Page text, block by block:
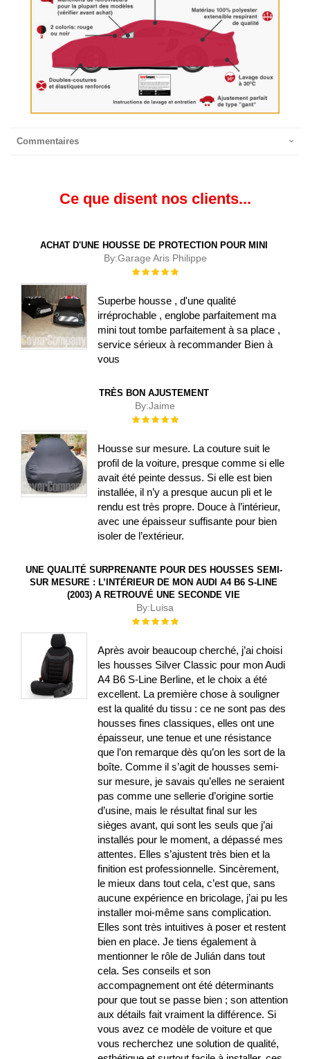
Commentaires
Ce que disent nos clients...
ACHAT D'UNE HOUSSE DE PROTECTION POUR MINI
By:Garage Aris Philippe
Évaluation :
Superbe housse , d'une qualité
irréprochable , englobe parfaitement ma
mini tout tombe parfaitement à sa place ,
service sérieux à recommander Bien à
vous
TRÈS BON AJUSTEMENT
By:Jaime
Évaluation :
Housse sur mesure. La couture suit le
profil de la voiture, presque comme si elle
avait été peinte dessus. Si elle est bien
installée, il n’y a presque aucun pli et le
rendu est très propre. Douce à l’intérieur,
avec une épaisseur suffisante pour bien
isoler de l’extérieur.
UNE QUALITÉ SURPRENANTE POUR DES HOUSSES SEMI-
SUR MESURE : L’INTÉRIEUR DE MON AUDI A4 B6 S-LINE
(2003) A RETROUVÉ UNE SECONDE VIE
By:Luisa
Évaluation :
Après avoir beaucoup cherché, j’ai choisi
les housses Silver Classic pour mon Audi
A4 B6 S-Line Berline, et le choix a été
excellent. La première chose à souligner
est la qualité du tissu : ce ne sont pas des
housses fines classiques, elles ont une
épaisseur, une tenue et une résistance
que l’on remarque dès qu’on les sort de la
boîte. Comme il s’agit de housses semi-
sur mesure, je savais qu’elles ne seraient
pas comme une sellerie d’origine sortie
d’usine, mais le résultat final sur les
sièges avant, qui sont les seuls que j’ai
installés pour le moment, a dépassé mes
attentes. Elles s’ajustent très bien et la
finition est professionnelle. Sincèrement,
le mieux dans tout cela, c’est que, sans
aucune expérience en bricolage, j’ai pu les
installer moi-même sans complication.
Elles sont très intuitives à poser et restent
bien en place. Je tiens également à
mentionner le rôle de Julián dans tout
cela. Ses conseils et son
accompagnement ont été déterminants
pour que tout se passe bien ; son attention
aux détails fait vraiment la différence. Si
vous avez ce modèle de voiture et que
vous recherchez une solution de qualité,